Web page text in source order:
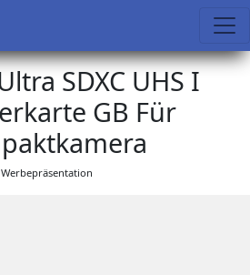
SDXC UHS I
GB Für
Werbepräsentation